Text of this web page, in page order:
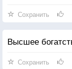
Сохранить
Высшее
Сохранить